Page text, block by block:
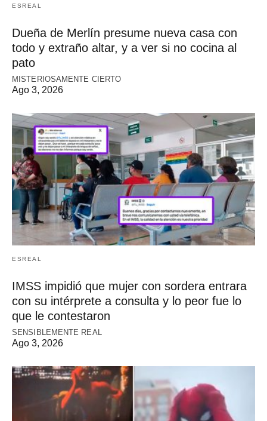
ESREAL
Dueña de Merlín presume nueva casa con
todo y extraño altar, y a ver si no cocina al
pato
MISTERIOSAMENTE CIERTO
Ago 3, 2026
ESREAL
IMSS impidió que mujer con sordera entrara
con su intérprete a consulta y lo peor fue lo
que le contestaron
SENSIBLEMENTE REAL
Ago 3, 2026